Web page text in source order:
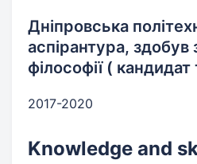
Дніпровська
аспірантура, здобув
філософії ( кандидат
2017-2020
Knowledge and